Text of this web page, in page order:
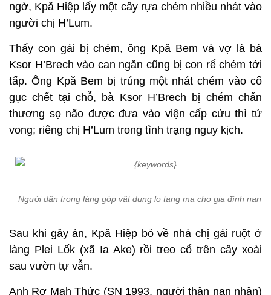
ngờ, Kpă Hiệp lấy một cây rựa chém nhiều nhát vào
người chị H’Lum.
Thấy con gái bị chém, ông Kpă Bem và vợ là bà
Ksor H’Brech vào can ngăn cũng bị con rể chém tới
tấp. Ông Kpă Bem bị trúng một nhát chém vào cổ
gục chết tại chỗ, bà Ksor H’Brech bị chém chấn
thương sọ não được đưa vào viện cấp cứu thì tử
vong; riêng chị H’Lum trong tình trạng nguy kịch.
Người dân trong làng góp vật dụng lo tang ma cho gia đình nạn
Sau khi gây án, Kpă Hiệp bỏ về nhà chị gái ruột ở
làng Plei Lốk (xã Ia Ake) rồi treo cổ trên cây xoài
sau vườn tự vẫn.
Anh Rơ Mah Thức (SN 1993, người thân nạn nhân)